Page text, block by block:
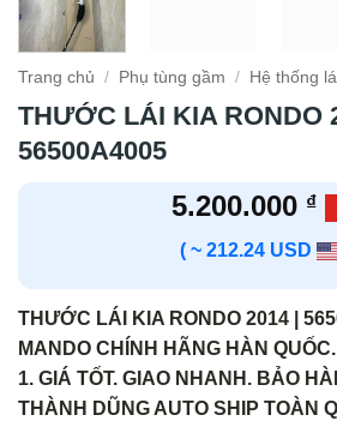
Trang chủ / Phụ tùng gầm / Hệ thống
THƯỚC LÁI KIA RONDO
56500A4005
5.200.000 ₫
( ~ 212.24 USD
THƯỚC LÁI KIA RONDO 2014 |
MANDO CHÍNH HÃNG HÀN
1. GIÁ TỐT. GIAO NHANH. BẢO
THÀNH DŨNG AUTO SHIP TOÀN